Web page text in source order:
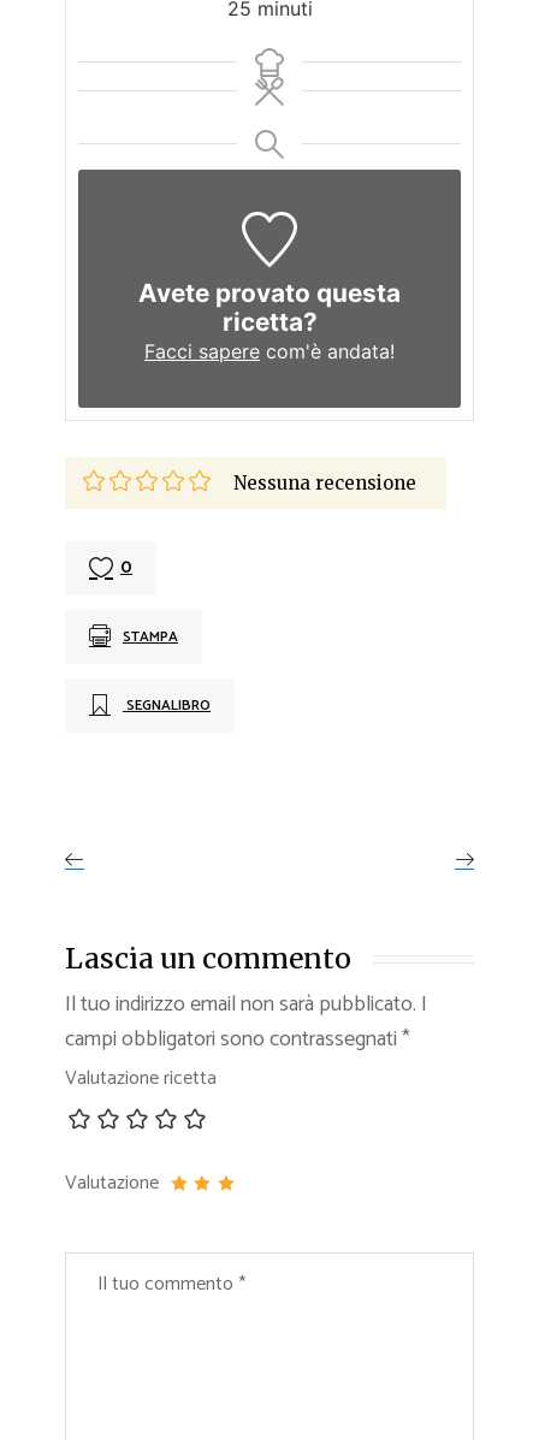
25 minuti
Avete provato questa
ricetta?
Facci sapere com'è andata!
Nessuna recensione
0
STAMPA
SEGNALIBRO
Lascia un commento
Il tuo indirizzo email non sarà pubblicato. I
campi obbligatori sono contrassegnati*
Valutazione ricetta
Valutazione